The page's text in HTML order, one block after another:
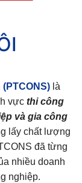
là
vực thi công
và gia công
lấy chất lượng
đã từng
nhiều doanh
nghiệp.